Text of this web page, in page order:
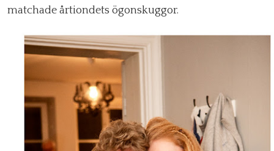
matchade årtiondets ögonskuggor.